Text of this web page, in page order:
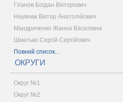
Гіганов Богдан Вікторович
Наумчак Віктор Анатолійович
Мандриченко Жанна Василівна
Шматько Сергій Сергійович
Повний список...
ОКРУГИ
Округ №1
Округ №2